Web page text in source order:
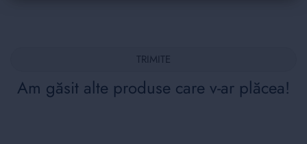
TRIMITE
Am găsit alte produse care v-ar plăcea!